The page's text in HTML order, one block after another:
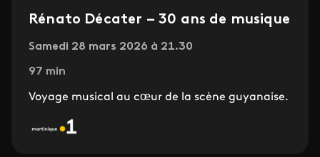
Rénato Décater – 30 ans de musique
Samedi 28 mars 2026 à 21.30
97 min
Voyage musical au cœur de la scène guyanaise.